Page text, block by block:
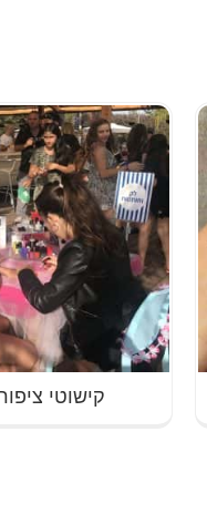
קישוטי